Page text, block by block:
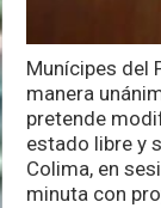
Munícipes del
manera
pretende
estado libre y
Colima, en
minuta con